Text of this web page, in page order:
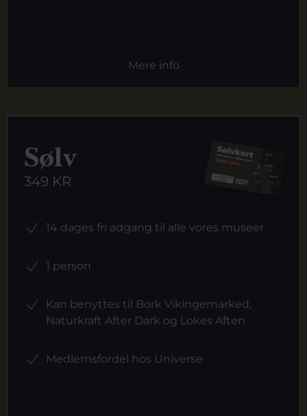
Mere info
Sølv
349 KR
14 dages fri adgang til alle vores museer
1 person
Kan benyttes til Bork Vikingemarked,
Naturkraft After Dark og Lokes Aften
Medlemsfordel hos Universe